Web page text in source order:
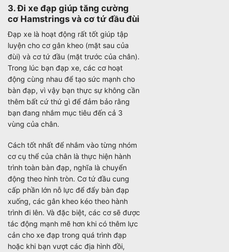
3. Đi xe đạp giúp tăng cường
cơ Hamstrings và cơ tứ đầu đùi
Đạp xe là hoạt động rất tốt giúp tập
luyện cho cơ gân kheo (mặt sau của
đùi) và cơ tứ đầu (mặt trước của chân).
Trong lúc bạn đạp xe, các cơ hoạt
động cùng nhau để tạo sức mạnh cho
bàn đạp, vì vậy bạn thực sự không cần
thêm bất cứ thứ gì để đảm bảo rằng
bạn đang nhắm mục tiêu đến cả 3
vùng của chân.
Cách tốt nhất để nhắm vào từng nhóm
cơ cụ thể của chân là thực hiện hành
trình toàn bàn đạp, nghĩa là chuyển
động theo hình tròn. Cơ tứ đầu cung
cấp phần lớn nỗ lực để đẩy bàn đạp
xuống, các gân kheo kéo theo hành
trình đi lên. Và đặc biệt, các cơ sẽ được
tác động mạnh mẽ hơn khi có thêm lực
cản cho xe đạp trong quá trình đạp
hoặc khi bạn vượt các địa hình đồi,